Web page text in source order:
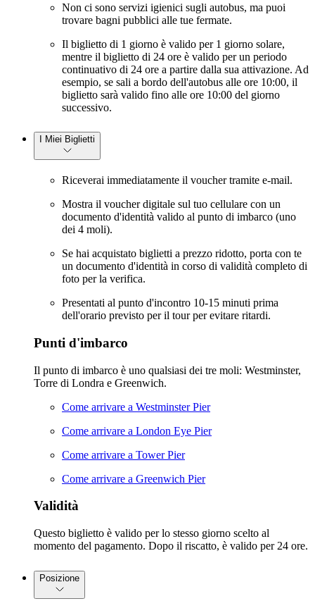
Non ci sono servizi igienici sugli autobus, ma puoi
trovare bagni pubblici alle tue fermate.
Il biglietto di 1 giorno è valido per 1 giorno solare,
mentre il biglietto di 24 ore è valido per un periodo
continuativo di 24 ore a partire dalla sua attivazione. Ad
esempio, se sali a bordo dell'autobus alle ore 10:00, il
biglietto sarà valido fino alle ore 10:00 del giorno
successivo.
I Miei Biglietti
Riceverai immediatamente il voucher tramite e-mail.
Mostra il voucher digitale sul tuo cellulare con un
documento d'identità valido al punto di imbarco (uno
dei 4 moli).
Se hai acquistato biglietti a prezzo ridotto, porta con te
un documento d'identità in corso di validità completo di
foto per la verifica.
Presentati al punto d'incontro 10-15 minuti prima
dell'orario previsto per il tour per evitare ritardi.
Punti d'imbarco
Il punto di imbarco è uno qualsiasi dei tre moli: Westminster,
Torre di Londra e Greenwich.
Come arrivare a Westminster Pier
Come arrivare a London Eye Pier
Come arrivare a Tower Pier
Come arrivare a Greenwich Pier
Validità
Questo biglietto è valido per lo stesso giorno scelto al
momento del pagamento. Dopo il riscatto, è valido per 24 ore.
Posizione